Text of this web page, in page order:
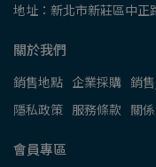
地址：新北市新莊區中正
關於我們
銷售地點 企業採購 銷
隱私政策 服務條款 關
會員專區